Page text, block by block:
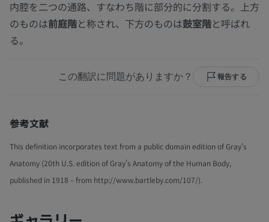
内腔を二つの通路、すなわち階に部分的に分割する。上方
のものは前庭階と称され、下方のものは鼓室階と呼ばれ
る。
この翻訳に問題がありますか？ 報告する
参考文献
This definition incorporates text from a public domain edition of Gray's
Anatomy (20th U.S. edition of Gray's Anatomy of the Human Body,
published in 1918 – from http://www.bartleby.com/107/).